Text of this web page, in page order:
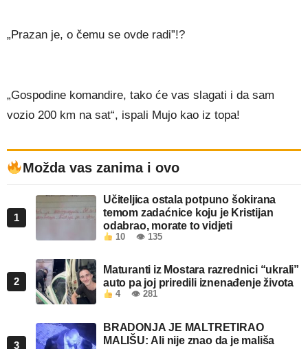
„Prazan je, o čemu se ovde radi”!?
„Gospodine komandire, tako će vas slagati i da sam
vozio 200 km na sat“, ispali Mujo kao iz topa!
Možda vas zanima i ovo
1
Učiteljica ostala potpuno šokirana
temom zadaćnice koju je Kristijan
odabrao, morate to vidjeti
10 👁 135
2
Maturanti iz Mostara razrednici “ukrali”
auto pa joj priredili iznenađenje života
4 👁 281
3
BRADONJA JE MALTRETIRAO
MALIŠU: Ali nije znao da je mališa